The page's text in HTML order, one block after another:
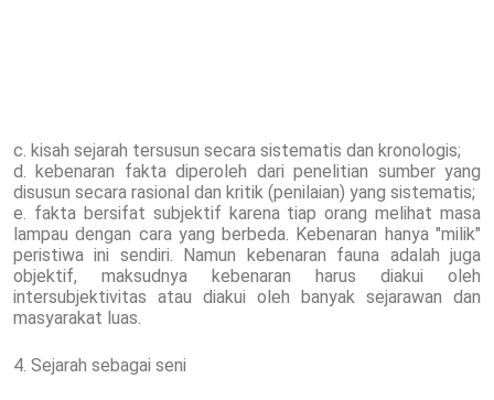
c. kisah sejarah tersusun secara sistematis dan kronologis;
d. kebenaran fakta diperoleh dari penelitian sumber yang
disusun secara rasional dan kritik (penilaian) yang sistematis;
e. fakta bersifat subjektif karena tiap orang melihat masa
lampau dengan cara yang berbeda. Kebenaran hanya "milik"
peristiwa ini sendiri. Namun kebenaran fauna adalah juga
objektif, maksudnya kebenaran harus diakui oleh
intersubjektivitas atau diakui oleh banyak sejarawan dan
masyarakat luas.
4. Sejarah sebagai seni